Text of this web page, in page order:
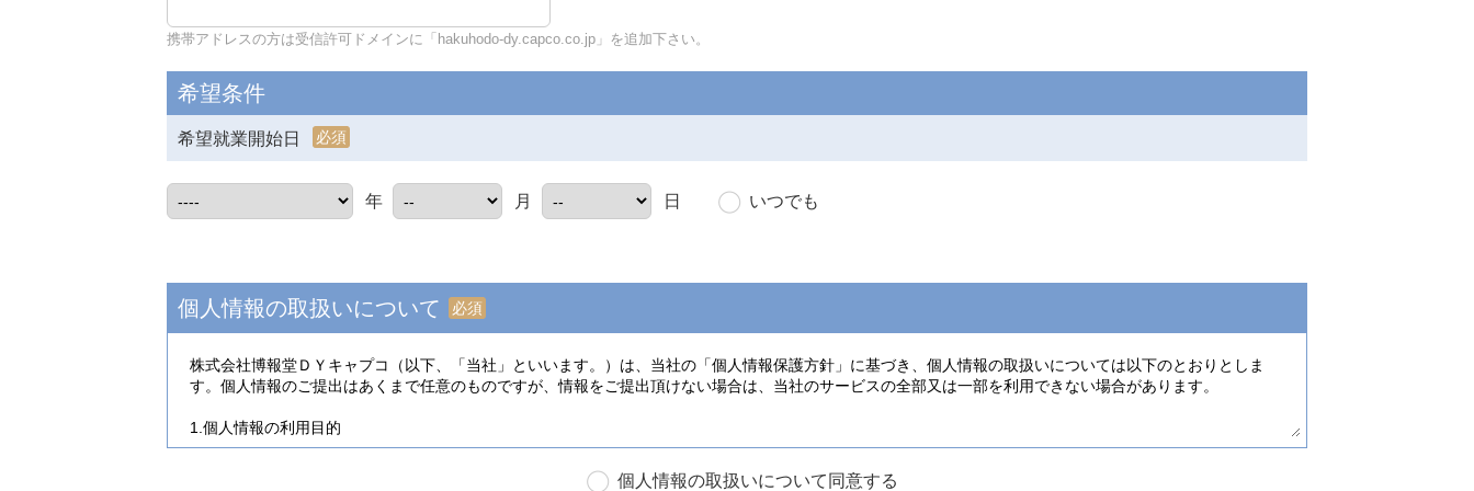
携帯アドレスの方は受信許可ドメインに「hakuhodo-dy.capco.co.jp」を追加下さい。
希望条件
希望就業開始日 必須
年 月 日 いつでも
個人情報の取扱いについて 必須
個人情報の取扱いについて同意する